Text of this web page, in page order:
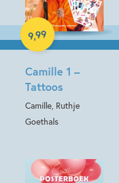
Camille 1 –
Tattoos
Camille, Ruthje
Goethals
9,99
Paperback